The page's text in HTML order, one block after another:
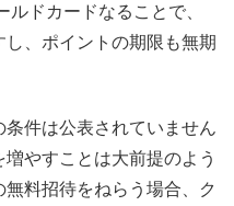
ルドカードなることで、
、ポイントの期限も無期
件は公表されていません
やすことは大前提のよう
料招待をねらう場合、ク